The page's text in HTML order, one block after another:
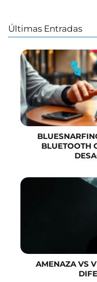
Últimas Entradas
BLUETOOTH
AMENAZA VS